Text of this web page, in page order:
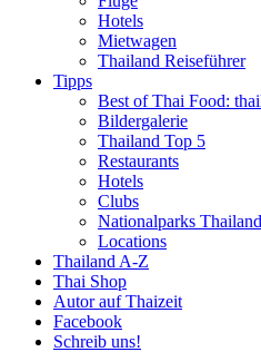
Hotels
Mietwagen
Thailand Reiseführer
Tipps
Best of Thai Food:
Bildergalerie
Thailand Top 5
Restaurants
Hotels
Clubs
Nationalparks Thailand
Locations
Thailand A-Z
Thai Shop
Autor auf Thaizeit
Facebook
Schreib uns!